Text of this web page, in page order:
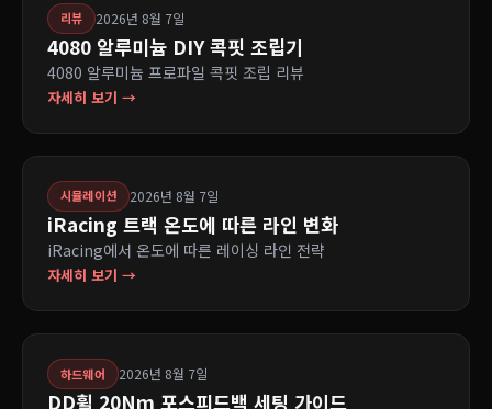
리뷰 2026년 8월 7일
4080 알루미늄 DIY 콕핏 조립기
4080 알루미늄 프로파일 콕핏 조립 리뷰
자세히 보기 →
시뮬레이션 2026년 8월 7일
iRacing 트랙 온도에 따른 라인 변화
iRacing에서 온도에 따른 레이싱 라인 전략
자세히 보기 →
하드웨어 2026년 8월 7일
DD휠 20Nm 포스피드백 세팅 가이드